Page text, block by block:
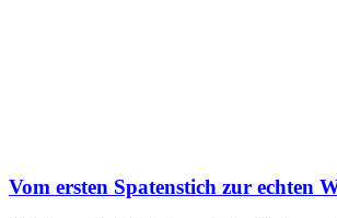
Vom ersten Spatenstich zur echten